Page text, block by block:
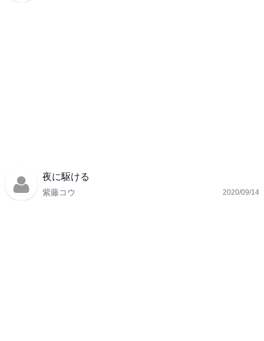
夜に駆ける
紫藤コウ 2020/09/14